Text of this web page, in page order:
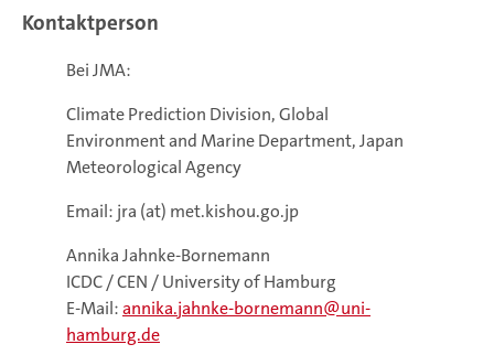
Kontaktperson
Bei JMA:
Climate Prediction Division, Global
Environment and Marine Department, Japan
Meteorological Agency
Email: jra (at) met.kishou.go.jp
Annika Jahnke-Bornemann
ICDC / CEN / University of Hamburg
E-Mail:annika.jahnke-bornemann
uni-
hamburg.de